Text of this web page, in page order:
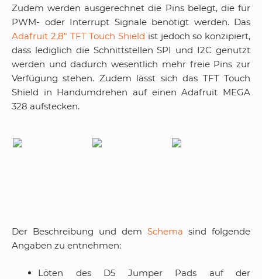
Zudem werden ausgerechnet die Pins belegt, die für
PWM- oder Interrupt Signale benötigt werden. Das
Adafruit 2,8″ TFT Touch Shield ist jedoch so konzipiert,
dass lediglich die Schnittstellen SPI und I2C genutzt
werden und dadurch wesentlich mehr freie Pins zur
Verfügung stehen. Zudem lässt sich das TFT Touch
Shield in Handumdrehen auf einen Adafruit MEGA
328 aufstecken.
Der Beschreibung und dem Schema sind folgende
Angaben zu entnehmen:
Löten des D5 Jumper Pads auf der